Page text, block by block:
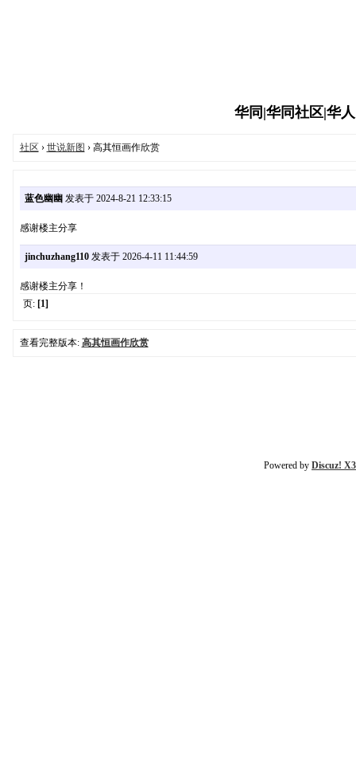
华同|华同社区|华
社区› 世说新图 › 高其恒画作欣赏
蓝色幽幽发表于 2024-8-21 12:33:15
感谢楼主分享
jinchuzhang110发表于 2026-4-11 11:44:59
感谢楼主分享！
页: [1]
查看完整版本: 高其恒画作欣赏
Powered by Discuz!